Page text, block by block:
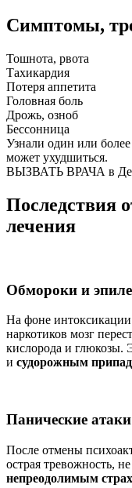
Симптомы,
Тошнота, рвота
Тахикардия
Потеря аппетита
Головная боль
Дрожь, озноб
Бессонница
Узнали один или
может ухудшиться.
ВЫЗВАТЬ ВРАЧА в
Последствия
лечения
Обмороки и
На фоне интоксикации
наркотиков мозг
кислорода и глюкозы.
и судорожным
Панические
После отмены
острая тревожность,
непреодолимым